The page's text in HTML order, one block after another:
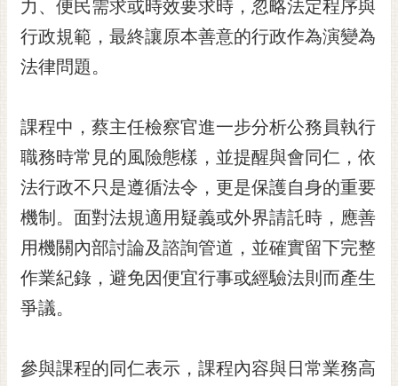
閱
RSS
訂
子
報
市
民
信
箱
English
日
語
力、便民需求或時效要求時，忽略法定程序與
行政規範，最終讓原本善意的行政作為演變為
法律問題。
課程中，蔡主任檢察官進一步分析公務員執行
職務時常見的風險態樣，並提醒與會同仁，依
法行政不只是遵循法令，更是保護自身的重要
機制。面對法規適用疑義或外界請託時，應善
用機關內部討論及諮詢管道，並確實留下完整
作業紀錄，避免因便宜行事或經驗法則而產生
爭議。
參與課程的同仁表示，課程內容與日常業務高